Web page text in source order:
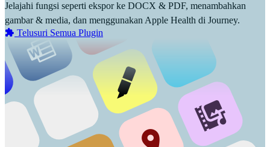
Jelajahi fungsi seperti ekspor ke DOCX & PDF, menambahkan
gambar & media, dan menggunakan Apple Health di Journey.
Telusuri Semua Plugin